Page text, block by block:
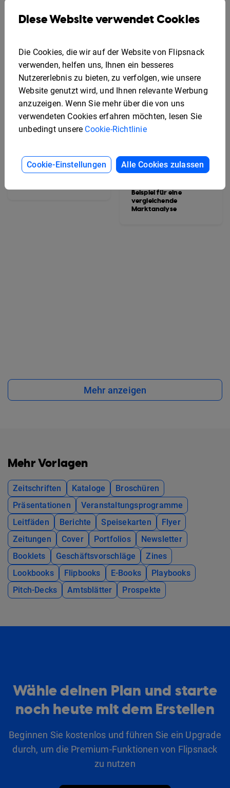
Beispiel für einen
interaktiven
Beispiel für eine
vergleichende
Marktanalyse
Mehr anzeigen
Mehr Vorlagen
Zeitschriften Kataloge
Broschüren
Präsentationen
Veranstaltungsprogramme
Leitfäden
Berichte Speisekarten
Flyer
Zeitungen
Cover Portfolios
Newsletter
Booklets
Geschäftsvorschläge
Zines
Lookbooks
Flipbooks E-Books
Playbooks
Pitch-Decks
Amtsblätter Prospekte
Wähle deinen Plan und starte
noch heute mit dem Erstellen
Beginnen Sie kostenlos und führen Sie ein Upgrade
durch, um die Premium-Funktionen von Flipsnack
zu nutzen
Diese Website verwendet Cookies
Die Cookies, die wir auf der Website von Flipsnack
verwenden, helfen uns, Ihnen ein besseres
Nutzererlebnis zu bieten, zu verfolgen, wie unsere
Website genutzt wird, und Ihnen relevante Werbung
anzuzeigen. Wenn Sie mehr über die von uns
verwendeten Cookies erfahren möchten, lesen Sie
unbedingt unsere Cookie-Richtlinie
Cookie-Einstellungen Alle Cookies zulassen